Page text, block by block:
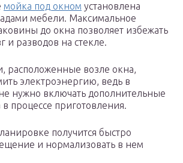
мойка под окном установлена
мебели. Максимальное
до окна позволяет избежать
и разводов на стекле.
расположенные возле окна,
электроэнергию, ведь в
нужно включать дополнительные
в процессе приготовления.
получится быстро
и нормализовать в нем